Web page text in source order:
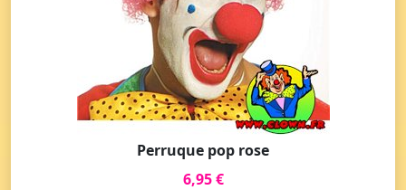
Perruque pop rose
6,95 €